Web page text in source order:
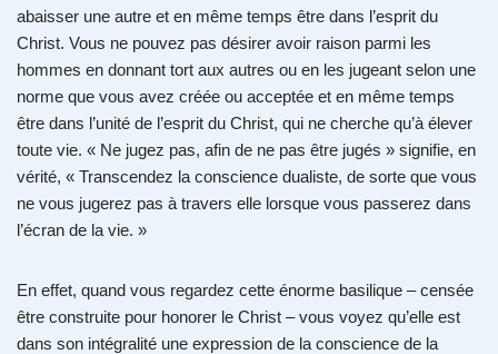
abaisser une autre et en même temps être dans l’esprit du
Christ. Vous ne pouvez pas désirer avoir raison parmi les
hommes en donnant tort aux autres ou en les jugeant selon une
norme que vous avez créée ou acceptée et en même temps
être dans l’unité de l’esprit du Christ, qui ne cherche qu’à élever
toute vie. « Ne jugez pas, afin de ne pas être jugés » signifie, en
vérité, « Transcendez la conscience dualiste, de sorte que vous
ne vous jugerez pas à travers elle lorsque vous passerez dans
l’écran de la vie. »
En effet, quand vous regardez cette énorme basilique – censée
être construite pour honorer le Christ – vous voyez qu’elle est
dans son intégralité une expression de la conscience de la